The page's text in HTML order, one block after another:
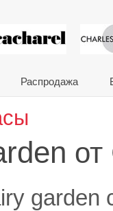
Распродажа
от